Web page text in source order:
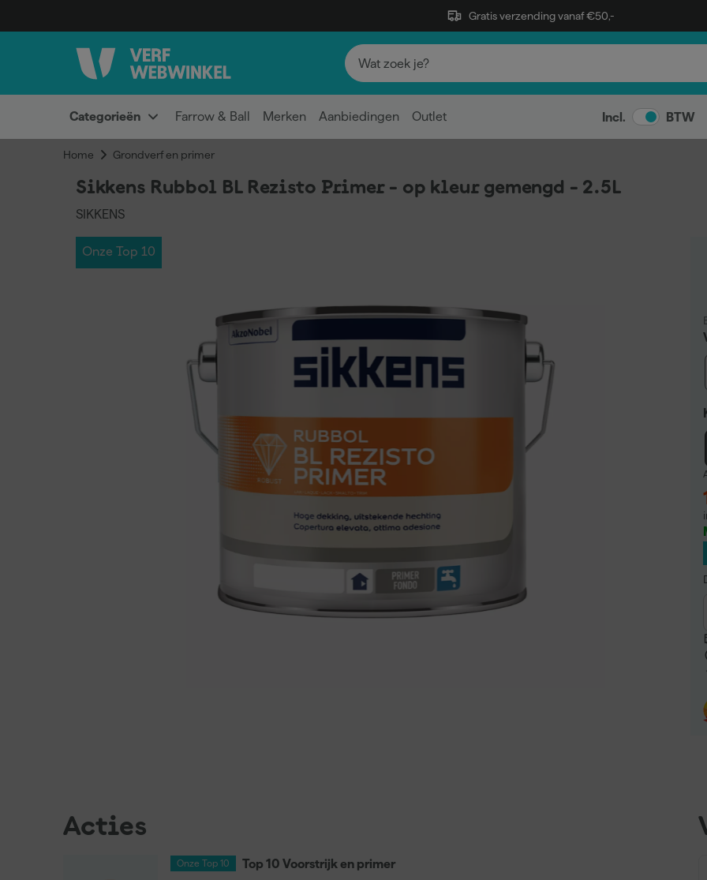
Gratis verzending vanaf €50,-
Categorieën Farrow & Ball Merken Aanbiedingen Outlet Incl. BTW
Home Grondverf en primer
Sikkens Rubbol BL Rezisto Primer - op kleur gemengd - 2.5L
SIKKENS
Onze Top 10
Acties
Onze Top 10
Top 10 Voorstrijk en primer